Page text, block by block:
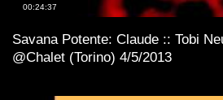
00:24:37
Savana Potente: Claude :: Tobi
@Chalet (Torino) 4/5/2013